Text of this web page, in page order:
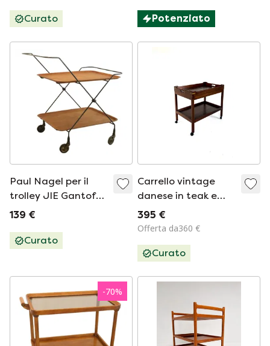
Curato Potenziato
Paul Nagel per il
trolley JIE Gantoft
vintage
139 €
Curato
Carrello vintage
danese in teak e
ottone, anni '60
395 €
Offerta da360 €
Curato
-70%